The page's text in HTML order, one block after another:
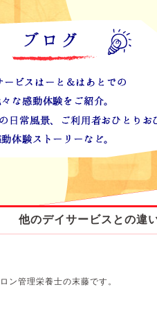
他のデイサービスとの違
ン管理栄養士の末藤です。